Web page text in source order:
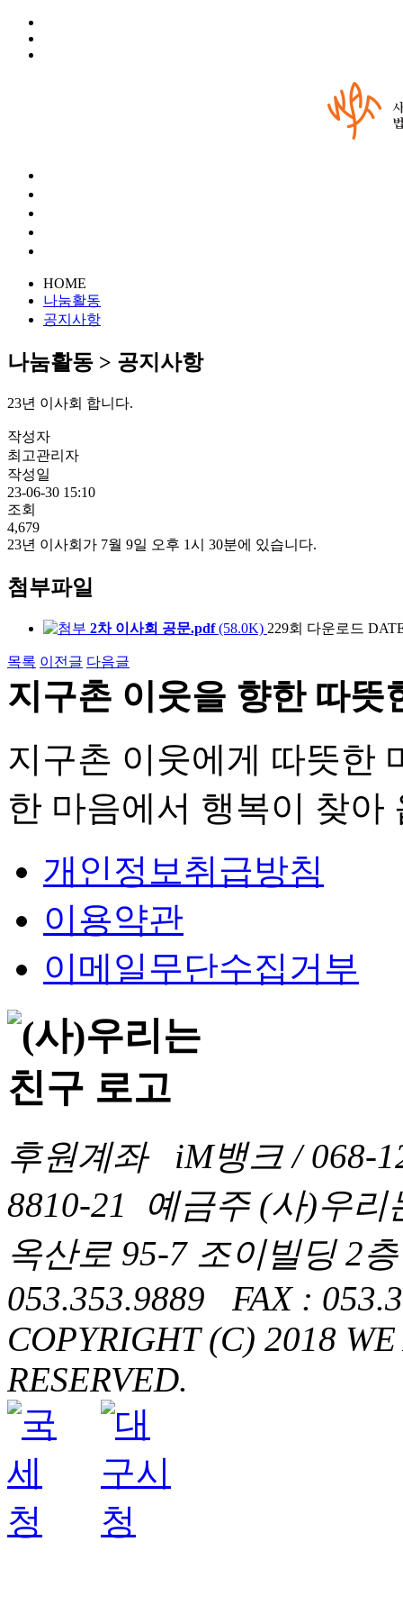
HOME
나눔활동
공지사항
나눔활동 > 공지사항
23년 이사회 합니다.
작성자
최고관리자
작성일
23-06-30 15:10
조회
4,679
23년 이사회가 7월 9일 오후 1시 30분에 있습니다.
첨부파일
2차 이사회 공문.pdf(58.0K) 229회 다운로드
목록 이전글 다음글
지구촌 이웃을 향한 따뜻
지구촌 이웃에게 따뜻한
한 마음에서 행복이 찾아
개인정보취급방침
이용약관
이메일무단수집거부
후원계좌 iM뱅크 / 068-
8810-21 예금주 (사)우리
옥산로 95-7 조이빌딩 2
053.353.9889 FAX :
COPYRIGHT (C) 2018
RESERVED.